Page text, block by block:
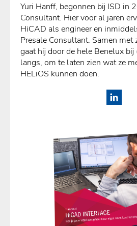
Yuri Hanff, begonnen bij ISD in
Consultant. Hier voor al jaren
HiCAD als engineer en
Presale Consultant. Samen met
gaat hij door de hele Benelux
langs, om te laten zien wat ze
HELiOS kunnen doen.